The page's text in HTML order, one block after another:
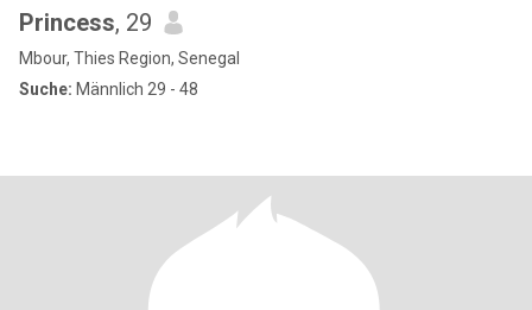
Princess, 29
Mbour, Thies Region, Senegal
Suche: Männlich 29 - 48